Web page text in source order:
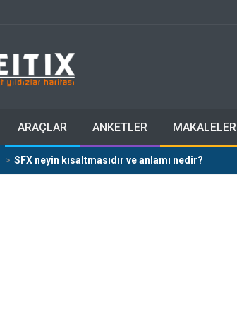
ARAÇLAR ANKETLER MAKALELER
SFX neyin kısaltmasıdır ve anlamı nedir?